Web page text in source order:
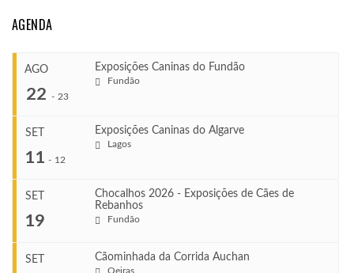
AGENDA
AGO
22 - 23
Exposições Caninas do Fundão
Fundão
Ago 22, 2026
Ago 23, 2026
SET
11 - 12
Exposições Caninas do Algarve
Lagos
SET
19
Chocalhos 2026 - Exposições de Cães de
Rebanhos
Fundão
SET Cãominhada da Corrida Auchan
Oeiras